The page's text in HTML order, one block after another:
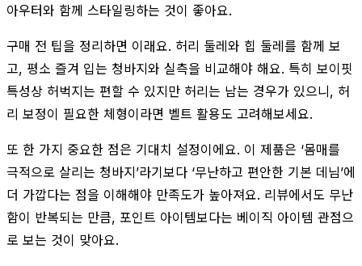
아우터와 함께 스타일링하는 것이 좋아요.
구매 전 팁을 정리하면 이래요. 허리 둘레와 힙 둘레를 함께 보
고, 평소 즐겨 입는 청바지와 실측을 비교해야 해요. 특히 보이핏
특성상 허벅지는 편할 수 있지만 허리는 남는 경우가 있으니, 허
리 보정이 필요한 체형이라면 벨트 활용도 고려해보세요.
또 한 가지 중요한 점은 기대치 설정이에요. 이 제품은 ‘몸매를
극적으로 살리는 청바지’라기보다 ‘무난하고 편안한 기본 데님’에
더 가깝다는 점을 이해해야 만족도가 높아져요. 리뷰에서도 무난
함이 반복되는 만큼, 포인트 아이템보다는 베이직 아이템 관점으
로 보는 것이 맞아요.